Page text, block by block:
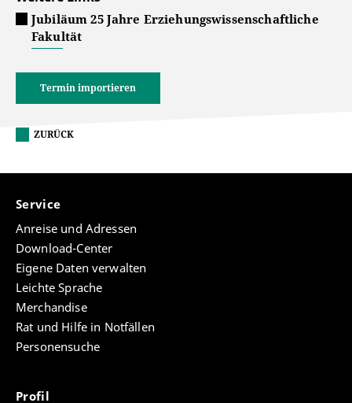
Jubiläum 25 Jahre Erziehungswissenschaftliche
Fakultät
Termin importieren
ZURÜCK
Service
Anreise und Adressen
Download-Center
Eigene Daten verwalten
Leichte Sprache
Merchandise
Rat und Hilfe in Notfällen
Personensuche
Profil